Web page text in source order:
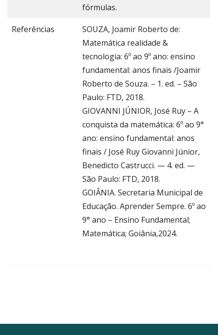
fórmulas.
Referências
SOUZA, Joamir Roberto de:
Matemática realidade &
tecnologia: 6º ao 9º ano: ensino
fundamental: anos finais /Joamir
Roberto de Souza. – 1. ed. – São
Paulo: FTD, 2018.
GIOVANNI JÚNIOR, José Ruy – A
conquista da matemática: 6º ao 9°
ano: ensino fundamental: anos
finais / José Ruy Giovanni Júnior,
Benedicto Castrucci. — 4. ed. —
São Paulo: FTD, 2018.
GOIÂNIA. Secretaria Municipal de
Educação. Aprender Sempre. 6º ao
9° ano – Ensino Fundamental;
Matemática; Goiânia,2024.